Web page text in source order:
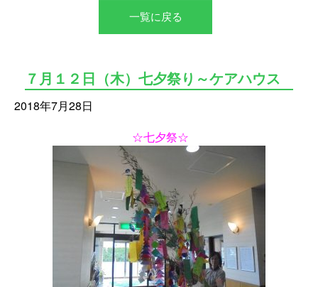
一覧に戻る
７月１２日（木）七夕祭り～ケアハウス
2018年7月28日
☆七夕祭☆